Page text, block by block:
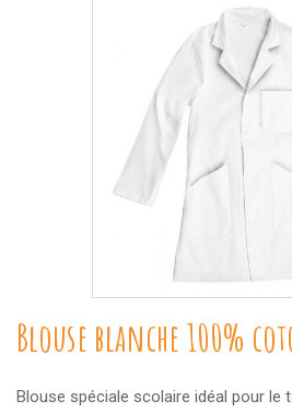
Blouse blanche 100%
Blouse spéciale scolaire idéal pour le